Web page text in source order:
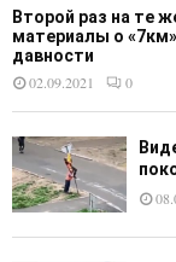
Второй раз на те
материалы о
давности
02.09.2021
0